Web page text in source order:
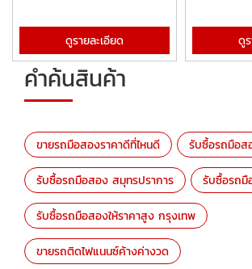
ดูรายละเอียด ดู
คำค้นสินค้า
ขายรถมือสองราคาดีที่ไหนดี รับซื้อรถมือส
รับซื้อรถมือสอง สมุทรปราการ รับซื้อรถ
รับซื้อรถมือสองให้ราคาสูง กรุงเทพ
ขายรถติดไฟแนนซ์ค้างค่างวด